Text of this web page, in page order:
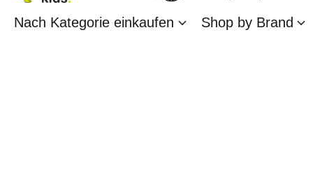
Nach Kategorie einkaufen Shop by Brand